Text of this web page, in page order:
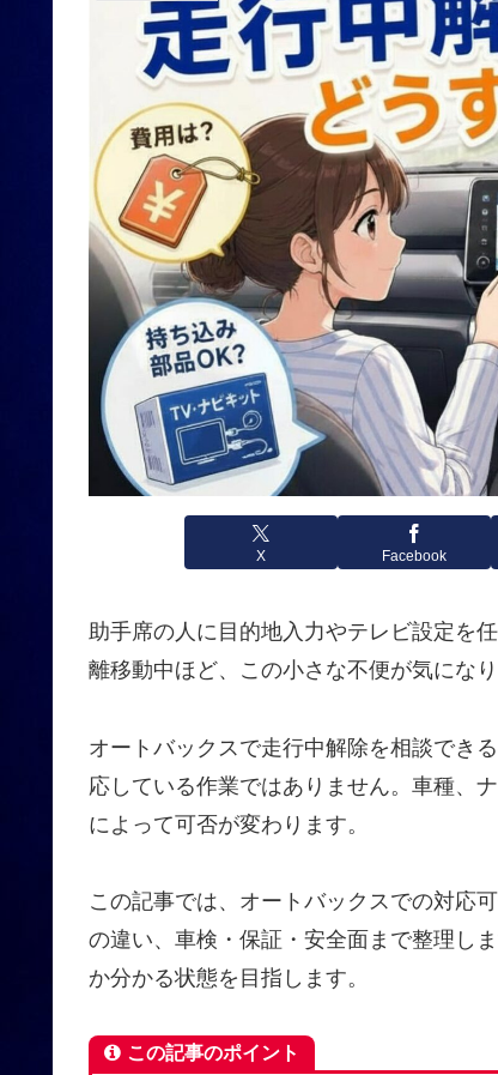
X Facebook
助手席の人に目的地入力やテレビ設定を
離移動中ほど、この小さな不便が気になり
オートバックスで走行中解除を相談でき
応している作業ではありません。車種、
によって可否が変わります。
この記事では、オートバックスでの対応
の違い、車検・保証・安全面まで整理し
か分かる状態を目指します。
この記事のポイント